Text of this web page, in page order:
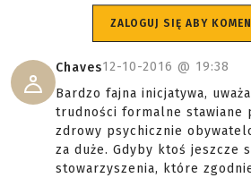
ZALOGUJ SIĘ ABY
Chaves12-10-2016 @ 19:38
Bardzo fajna inicjatywa,
trudności formalne stawiane
zdrowy psychicznie
za duże. Gdyby ktoś jeszcze
stowarzyszenia, które